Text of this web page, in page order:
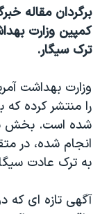
اسرائیل در جنگ
گالری عکس
ورزش زنان در
اعتراضات زن،
تریبونال مردمی
دادگاه حمید نوری
چهل سال
قانون شفافیت
زبانهای
برگردان مقاله
کمپین وزارت
ترک سیگار.
وزارت بهداشت
را منتشر کرده
شده است. بخش
انجام شده، در
به ترک عادت
آگهی تازه ای که